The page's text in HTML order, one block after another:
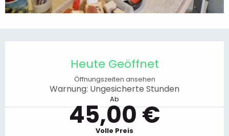
Heute Geöffnet
Öffnungszeiten ansehen
Warnung: Ungesicherte Stunden
Ab
45,00 €
Volle Preis